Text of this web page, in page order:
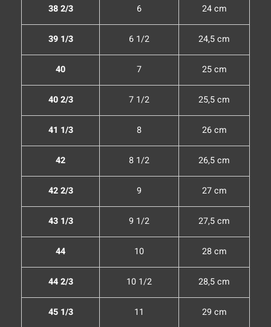
38 2/3 6 24 cm
39 1/3 6 1/2 24,5 cm
40 7 25 cm
40 2/3 7 1/2 25,5 cm
41 1/3 8 26 cm
42 8 1/2 26,5 cm
42 2/3 9 27 cm
43 1/3 9 1/2 27,5 cm
44 10 28 cm
44 2/3 10 1/2 28,5 cm
45 1/3 11 29 cm